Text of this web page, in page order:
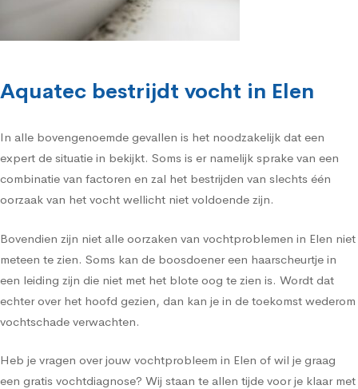
Aquatec bestrijdt vocht in Elen
In alle bovengenoemde gevallen is het noodzakelijk dat een
expert de situatie in bekijkt. Soms is er namelijk sprake van een
combinatie van factoren en zal het bestrijden van slechts één
oorzaak van het vocht wellicht niet voldoende zijn.
Bovendien zijn niet alle oorzaken van vochtproblemen in Elen niet
meteen te zien. Soms kan de boosdoener een haarscheurtje in
een leiding zijn die niet met het blote oog te zien is. Wordt dat
echter over het hoofd gezien, dan kan je in de toekomst wederom
vochtschade verwachten.
Heb je vragen over jouw vochtprobleem in Elen of wil je graag
een gratis vochtdiagnose? Wij staan te allen tijde voor je klaar met